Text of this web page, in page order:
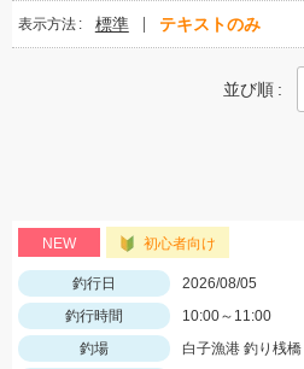
表示方法 標準 テキストのみ
並び順
NEW 初心者向け
釣行日
2026/08/05
釣行時間
10:00～11:00
釣場
白子漁港 釣り桟橋